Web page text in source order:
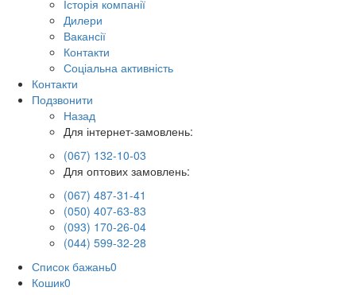
Історія компанії
Дилери
Вакансії
Контакти
Соціальна активність
Контакти
Подзвонити
Назад
Для інтернет-замовлень:
(067) 132-10-03
Для оптових замовлень:
(067) 487-31-41
(050) 407-63-83
(093) 170-26-04
(044) 599-32-28
Список бажань0
Кошик0